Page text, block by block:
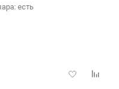
есть
Добавить